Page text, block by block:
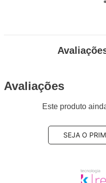
Avaliações
Este produto
SEJA O